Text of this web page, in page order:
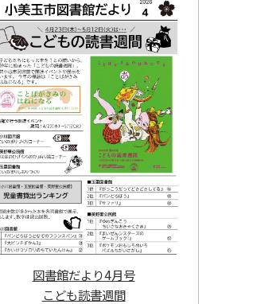
図書館だより4月号
こども読書週間